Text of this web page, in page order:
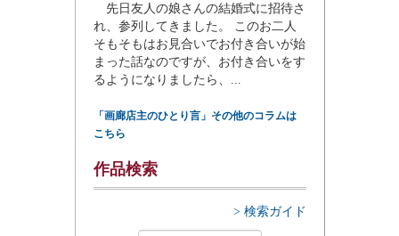
先日友人の娘さんの結婚式に招待さ
れ、参列してきました。 このお二人
そもそもはお見合いでお付き合いが始
まった話なのですが、お付き合いをす
るようになりましたら、...
「画廊店主のひとり言」その他のコラムは
こちら
作品検索
> 検索ガイド